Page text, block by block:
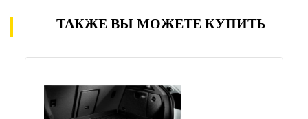
ТАКЖЕ ВЫ МОЖЕТЕ КУПИТЬ